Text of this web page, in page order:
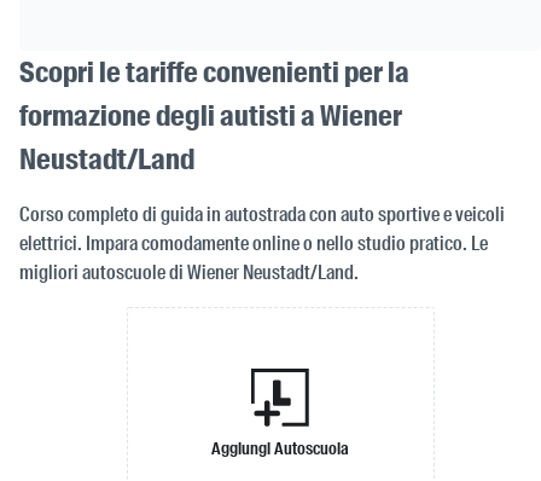
Scopri le tariffe convenienti per la
formazione degli autisti a Wiener
Neustadt/Land
Corso completo di guida in autostrada con auto sportive e veicoli
elettrici. Impara comodamente online o nello studio pratico. Le
migliori autoscuole di Wiener Neustadt/Land.
Aggiungi Autoscuola